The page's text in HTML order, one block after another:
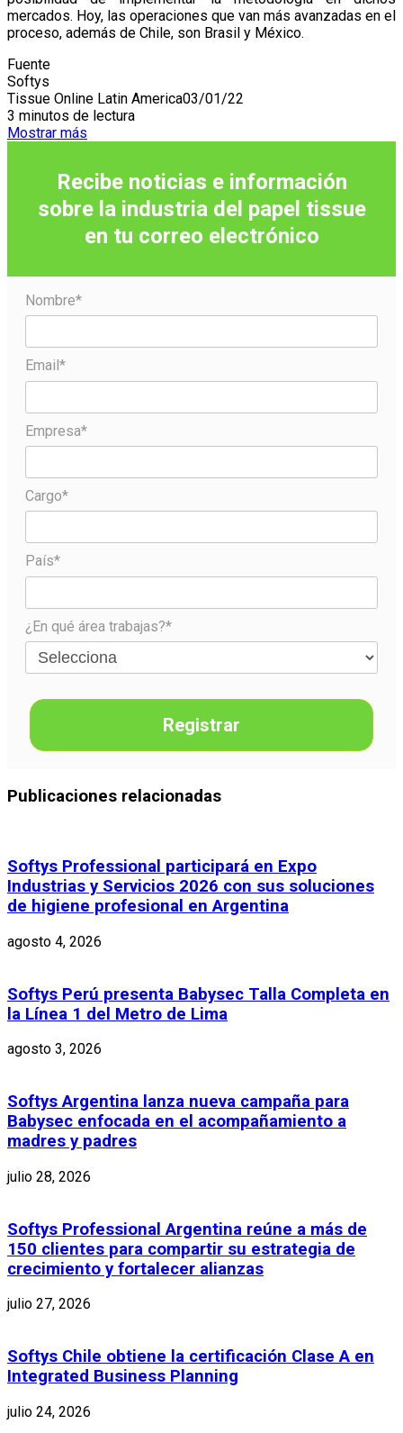
mercados. Hoy, las operaciones que van más avanzadas en el
proceso, además de Chile, son Brasil y México.
Fuente
Softys
Tissue Online Latin America03/01/22
3 minutos de lectura
Mostrar más
Recibe noticias e información
sobre la industria del papel tissue
en tu correo electrónico
Nombre*
Email*
Empresa*
Cargo*
País*
¿En qué área trabajas?*
Registrar
Publicaciones relacionadas
Softys Professional participará en Expo
Industrias y Servicios 2026 con sus soluciones
de higiene profesional en Argentina
agosto 4, 2026
Softys Perú presenta Babysec Talla Completa en
la Línea 1 del Metro de Lima
agosto 3, 2026
Softys Argentina lanza nueva campaña para
Babysec enfocada en el acompañamiento a
madres y padres
julio 28, 2026
Softys Professional Argentina reúne a más de
150 clientes para compartir su estrategia de
crecimiento y fortalecer alianzas
julio 27, 2026
Softys Chile obtiene la certificación Clase A en
Integrated Business Planning
julio 24, 2026